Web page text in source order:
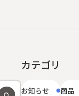
カテゴリ
お知らせ 商品